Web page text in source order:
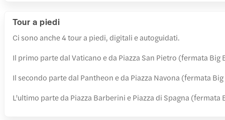
Tour a piedi
Ci sono anche 4 tour a piedi, digitali e autoguidati.
Il primo parte dal Vaticano e da Piazza San Pietro (fermata Big
Il secondo parte dal Pantheon e da Piazza Navona (fermata
L'ultimo parte da Piazza Barberini e Piazza di Spagna (fermata